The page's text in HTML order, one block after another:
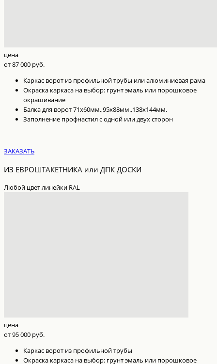
цена
от 87 000 руб.
Каркас ворот из профильной трубы или алюминиевая рама
Окраска каркаса на выбор: грунт эмаль или порошковое
окрашивание
Балка для ворот 71х60мм.,95х88мм.,138х144мм.
Заполнение профнастил с одной или двух сторон
ЗАКАЗАТЬ
ИЗ ЕВРОШТАКЕТНИКА или ДПК ДОСКИ
Любой цвет линейки RAL
цена
от 95 000 руб.
Каркас ворот из профильной трубы
Окраска каркаса на выбор: грунт эмаль или порошковое